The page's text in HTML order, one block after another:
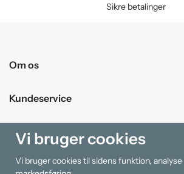
Sikre betalinger
Om os
Kundeservice
Handle ind
Information
Vi bruger cookies
Vi bruger cookies til sidens funktion, analyse